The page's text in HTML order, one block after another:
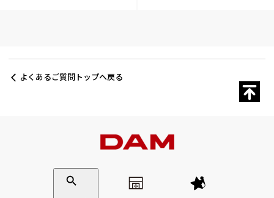
よくあるご質問トップへ戻る